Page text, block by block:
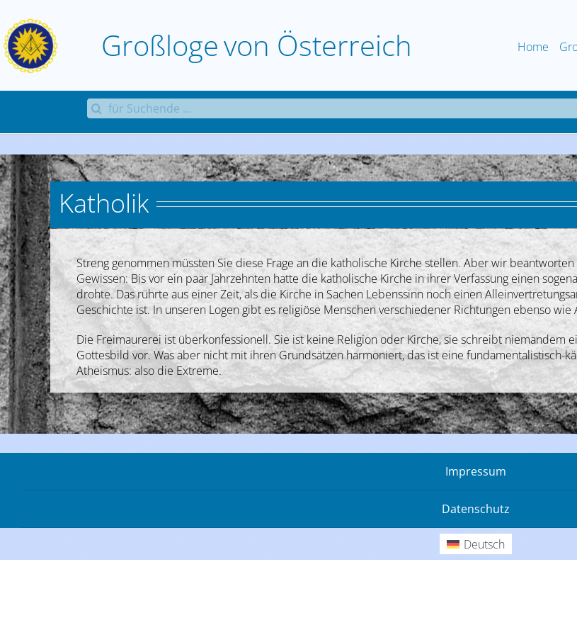
Inhalt
springen
Großlogevon Österreich Home
Suche
nach:
Katholik
Streng genommen müssten Sie diese Frage an die katholische Kirche stellen. Aber wir
Gewissen: Bis vor ein paar Jahrzehnten hatte die katholische Kirche in ihrer Verfassung einen
drohte. Das rührte aus einer Zeit, als die Kirche in Sachen Lebenssinn noch einen
Geschichte ist. In unseren Logen gibt es religiöse Menschen verschiedener Richtungen ebenso
Die Freimaurerei ist überkonfessionell. Sie ist keine Religion oder Kirche, sie schreibt niemandem
Gottesbild vor. Was aber nicht mit ihren Grundsätzen harmoniert, das ist eine fundamentalistisch-
Atheismus: also die Extreme.
Impressum
Datenschutz
Deutsch